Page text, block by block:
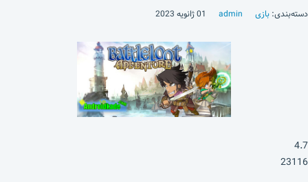
دسته‌بندی: بازی admin 01 ژانویه 2023
4.7
23116